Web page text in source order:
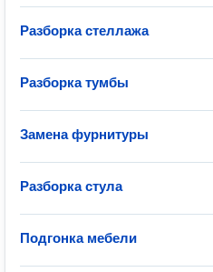
Разборка стеллажа
Разборка тумбы
Замена фурнитуры
Разборка стула
Подгонка мебели